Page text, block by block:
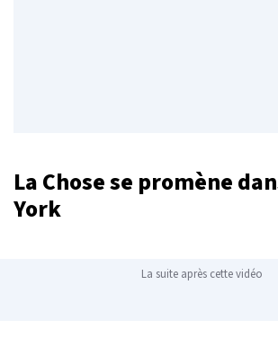
La Chose se promène
York
La suite après cette vidéo